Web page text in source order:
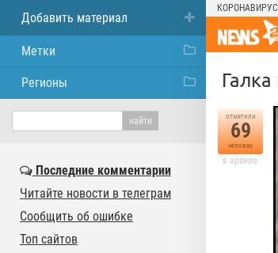
КОРОНАВИРУС
отметили
69
человек
в архиве
Добавить материал
Метки
Регионы
Последние комментарии
Читайте новости в телеграм
Сообщить об ошибке
Топ сайтов